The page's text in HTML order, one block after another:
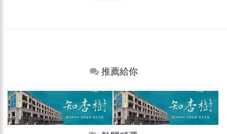
推薦給你